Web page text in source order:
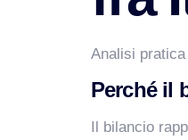
Analisi
Perché il
Il bilancio